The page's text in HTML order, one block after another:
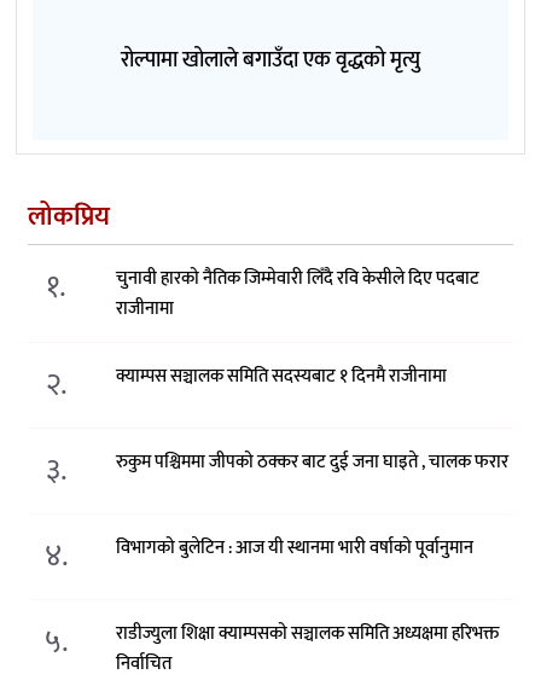
रोल्पामा खोलाले बगाउँदा एक वृद्धको मृत्यु
लोकप्रिय
१.
चुनावी हारको नैतिक जिम्मेवारी लिँदै रवि केसीले दिए पदबाट
राजीनामा
२. क्याम्पस सञ्चालक समिति सदस्यबाट १ दिनमै राजीनामा
३. रुकुम पश्चिममा जीपको ठक्कर बाट दुई जना घाइते , चालक फरार
४. विभागको बुलेटिन : आज यी स्थानमा भारी वर्षाको पूर्वानुमान
५.
राडीज्युला शिक्षा क्याम्पसको सञ्चालक समिति अध्यक्षमा हरिभक्त
निर्वाचित